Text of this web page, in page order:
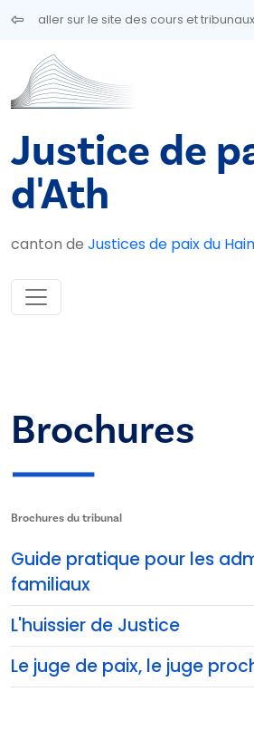
Aller au contenu principal
aller sur le site des cours et tribunaux
Justice de
d'Ath
canton de Justices de paix du
Brochures
Brochures du tribunal
Guide pratique pour les
familiaux
L'huissier de Justice
Le juge de paix, le juge